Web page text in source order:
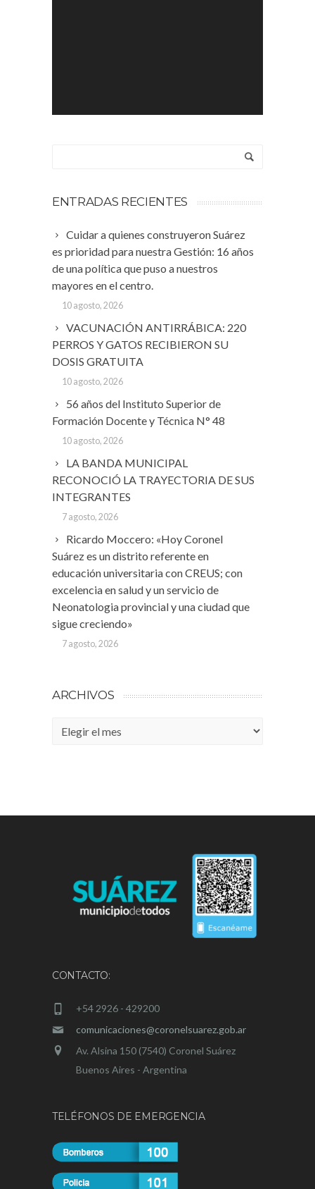
ENTRADAS RECIENTES
Cuidar a quienes construyeron Suárez
es prioridad para nuestra Gestión: 16 años
de una política que puso a nuestros
mayores en el centro.
10 agosto, 2026
VACUNACIÓN ANTIRRÁBICA: 220
PERROS Y GATOS RECIBIERON SU
DOSIS GRATUITA
10 agosto, 2026
56 años del Instituto Superior de
Formación Docente y Técnica N° 48
10 agosto, 2026
LA BANDA MUNICIPAL
RECONOCIÓ LA TRAYECTORIA DE SUS
INTEGRANTES
7 agosto, 2026
Ricardo Moccero: «Hoy Coronel
Suárez es un distrito referente en
educación universitaria con CREUS; con
excelencia en salud y un servicio de
Neonatologia provincial y una ciudad que
sigue creciendo»
7 agosto, 2026
ARCHIVOS
Archivos
CONTACTO:
+54 2926 - 429200
comunicaciones@coronelsuarez.gob.ar
Av. Alsina 150 (7540) Coronel Suárez
Buenos Aires - Argentina
TELÉFONOS DE EMERGENCIA